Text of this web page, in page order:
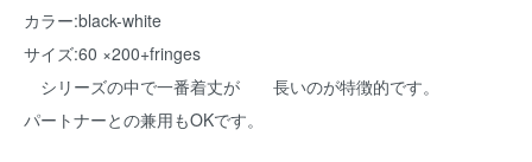
カラー:black-white
サイズ:60 ×200+fringes
シリーズの中で一番着丈が 長いのが特徴的です。
パートナーとの兼用もOKです。